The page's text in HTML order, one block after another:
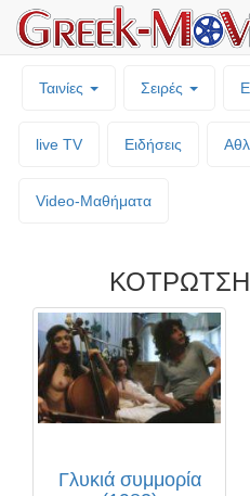
Ταινίες Σειρές
live TV Ειδήσεις
Video-Mαθήματα
Γλυκιά συμμορία